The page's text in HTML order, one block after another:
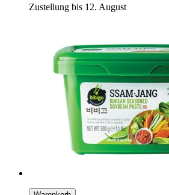
Zustellung bis 12. August